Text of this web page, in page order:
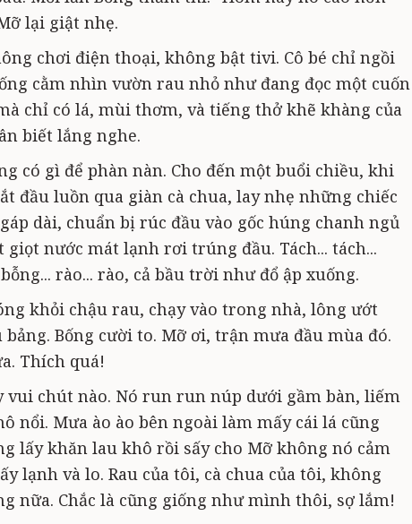
lại giật nhẹ.
chơi điện thoại, không bật tivi. Cô bé chỉ ngồi
cằm nhìn vườn rau nhỏ như đang đọc một cuốn
chỉ có lá, mùi thơm, và tiếng thở khẽ khàng của
biết lắng nghe.
có gì để phàn nàn. Cho đến một buổi chiều, khi
đầu luồn qua giàn cà chua, lay nhẹ những chiếc
dài, chuẩn bị rúc đầu vào gốc húng chanh ngủ
giọt nước mát lạnh rơi trúng đầu. Tách... tách...
rào... rào, cả bầu trời như đổ ập xuống.
khỏi chậu rau, chạy vào trong nhà, lông ướt
Bống cười to. Mỡ ơi, trận mưa đầu mùa đó.
Thích quá!
vui chút nào. Nó run run núp dưới gầm bàn, liếm
nổi. Mưa ào ào bên ngoài làm mấy cái lá cũng
lấy khăn lau khô rồi sấy cho Mỡ không nó cảm
lạnh và lo. Rau của tôi, cà chua của tôi, không
nữa. Chắc là cũng giống như mình thôi, sợ lắm!